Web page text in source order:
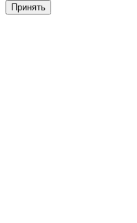
Принять